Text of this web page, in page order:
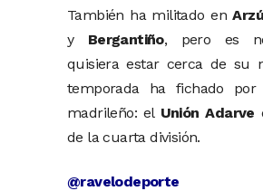
También ha militado en
y Bergantiño, pero es
quisiera estar cerca de su
temporada ha fichado
madrileño: el Unión Adarve
de la cuarta división.
@ravelodeporte